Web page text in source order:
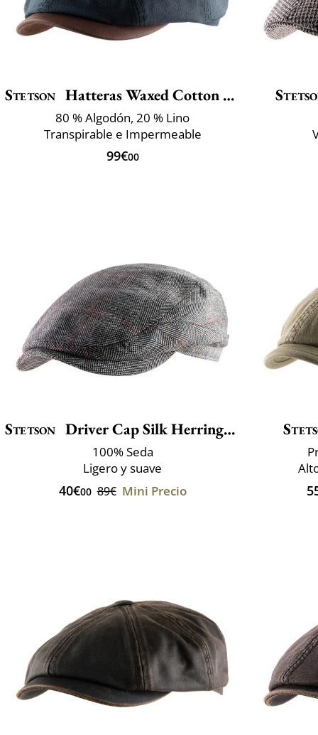
Stetson Hatteras Waxed Cotton Linen
80 % Algodón, 20 % Lino
Transpirable e Impermeable
99€00
Stetson Driver Cap Silk Herringbone
100% Seda
Ligero y suave
40€00 89€ Mini Precio